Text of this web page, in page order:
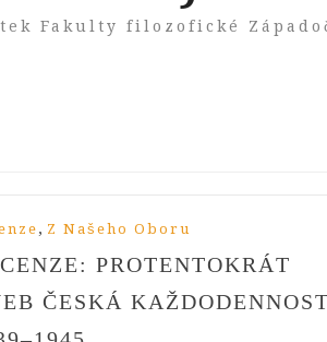
Fakulty filozofické
, Z Našeho Oboru
PROTENTOKRÁT
ČESKÁ KAŽDODENNOST